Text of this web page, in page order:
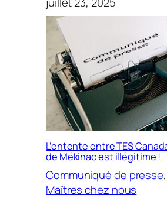
L’entente entre TES
de Mékinac est illégitime !
Communiqué de presse,
Maîtres chez nous